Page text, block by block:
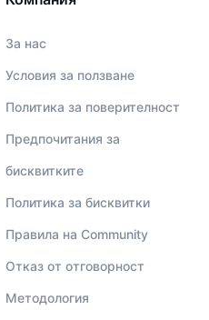
За нас
Условия за ползване
Политика за поверителност
Предпочитания за
бисквитките
Политика за бисквитки
Правила на Community
Отказ от отговорност
Методология